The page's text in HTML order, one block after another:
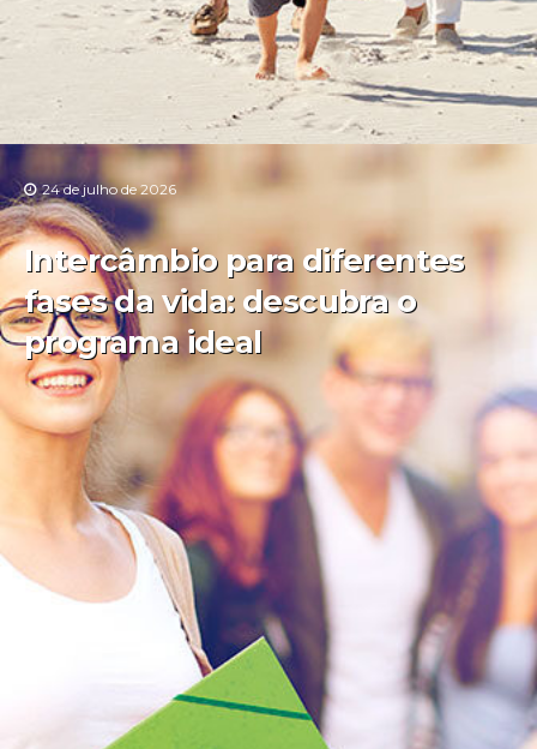
24 de julho de 2026
Intercâmbio para diferentes
fases da vida: descubra o
programa ideal